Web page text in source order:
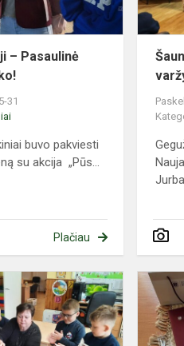
be
tabako!
– Pasaulinė
31
buvo pakviesti
su akcija „Pūs...
Plačiau
Pasaulinė
rankų
higienos
diena